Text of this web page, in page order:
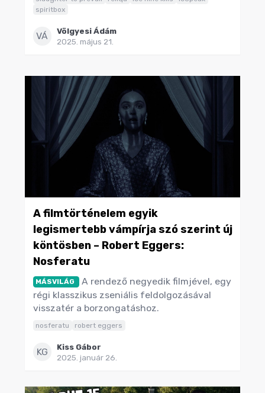
spiritbox
VÁ
Völgyesi Ádám
2025. május 21.
A filmtörténelem egyik
legismertebb vámpírja szó szerint új
köntösben – Robert Eggers:
Nosferatu
MÁSVILÁG
A rendező negyedik filmjével, egy
régi klasszikus zseniális feldolgozásával
visszatér a borzongatáshoz.
nosferatu robert eggers
KG
Kiss Gábor
2025. január 26.